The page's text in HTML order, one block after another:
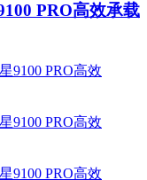
PRO高效承载